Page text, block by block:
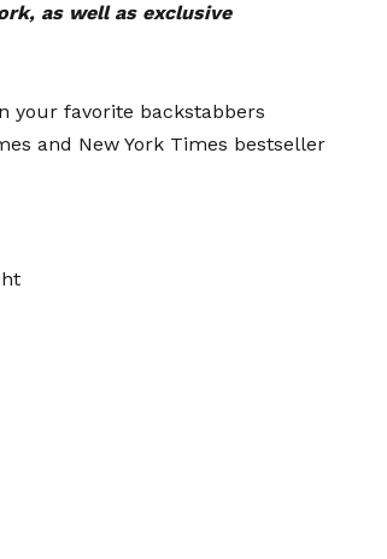
as well as exclusive
your favorite backstabbers
and New York Times bestseller